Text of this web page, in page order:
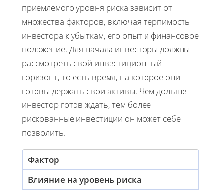
приемлемого уровня риска зависит от
множества факторов, включая терпимость
инвестора к убыткам, его опыт и финансовое
положение. Для начала инвесторы должны
рассмотреть свой инвестиционный
горизонт, то есть время, на которое они
готовы держать свои активы. Чем дольше
инвестор готов ждать, тем более
рискованные инвестиции он может себе
позволить.
Фактор
Влияние на уровень риска